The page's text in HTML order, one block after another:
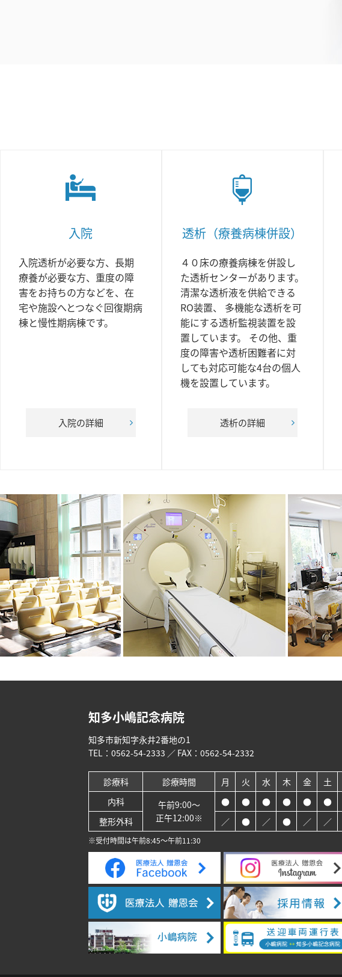
入院
入院透析が必要な方、長期
療養が必要な方、重度の障
害をお持ちの方などを、在
宅や施設へとつなぐ回復期病
棟と慢性期病棟です。
入院の詳細
透析（療養病棟併設）
４０床の療養病棟を併設し
た透析センターがあります。
清潔な透析液を供給できる
RO装置、 多機能な透析を可
能にする透析監視装置を設
置しています。 その他、重
度の障害や透析困難者に対
しても対応可能な4台の個人
機を設置しています。
透析の詳細
知多小嶋記念病院
知多市新知字永井2番地の1
TEL： 0562-54-2333 ／ FAX：0562-54-2332
診療科 診療時間 月 火 水 木 金 土
内科
午前9:00～
正午12:00※
● ● ● ● ● ●
整形外科
／ ● ／ ● ／ ／
※受付時間は午前8:45～午前11:30